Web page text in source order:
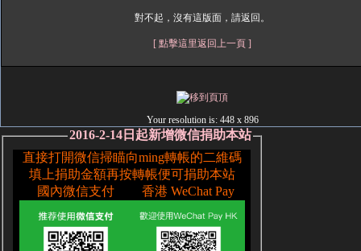
對不起，沒有這版面，請返回。
[ 點擊這里返回上一頁 ]
Your resolution is: 448 x 896
2016-2-14日起新增微信捐助本站